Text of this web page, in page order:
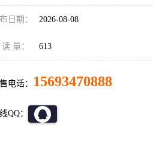
日期： 2026-08-08
量： 613
电话： 15693470888
QQ：